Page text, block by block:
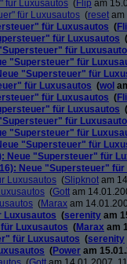
für Luxusautos (Flip am
für Luxusautos (reset am
für Luxusautos (
für Luxusautos (
für
"Supersteuer" für
"Supersteuer" für
für Luxusautos (wol
für Luxusautos (
für Luxusautos (
für
"Supersteuer" für
"Supersteuer" für
Neue "Supersteuer" für
Neue "Supersteuer"
Luxusautos (Slipknot am
(Gott am
(Marax am
Luxusautos (serenity am
Luxusautos (Marax am
für Luxusautos (serenity
(Power am